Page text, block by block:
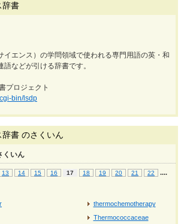
辞書
イエンス）の学問領域で使われる専門用語の英・和
などが引ける辞書です。
プロジェクト
bin/lsdp
書 のさくいん
くいん
13 14 15 16 17 18 19 20 21 22 ....
thermochemotherapy
Thermococcaceae